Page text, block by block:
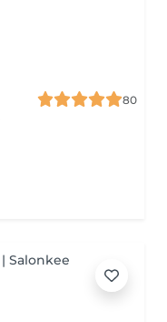
80